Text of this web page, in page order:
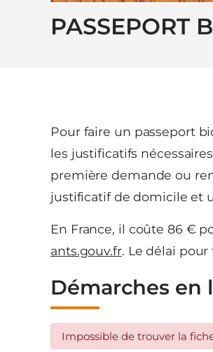
PASSEPORT
Pour faire un passeport
les justificatifs
première demande ou
justificatif de domicile et
En France, il coûte 86 €
ants.gouv.fr. Le délai
Démarches en
Impossible de trouver la